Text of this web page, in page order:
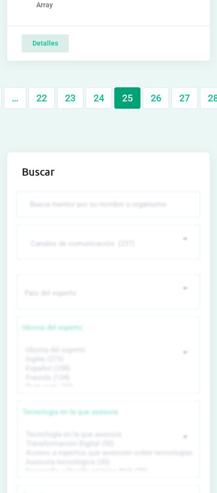
Array
Detalles
… 22 23 24 25 26 27
Buscar
Idioma del experto
Tecnología en la que asesora